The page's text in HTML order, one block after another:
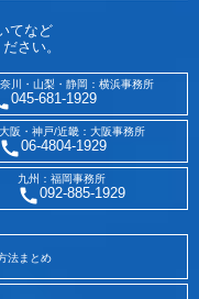
てなど
さい。
川・山梨・静岡：横浜事務所
045-681-1929
大阪・神戸/近畿：大阪事務所
06-4804-1929
九州：福岡事務所
092-885-1929
法まとめ